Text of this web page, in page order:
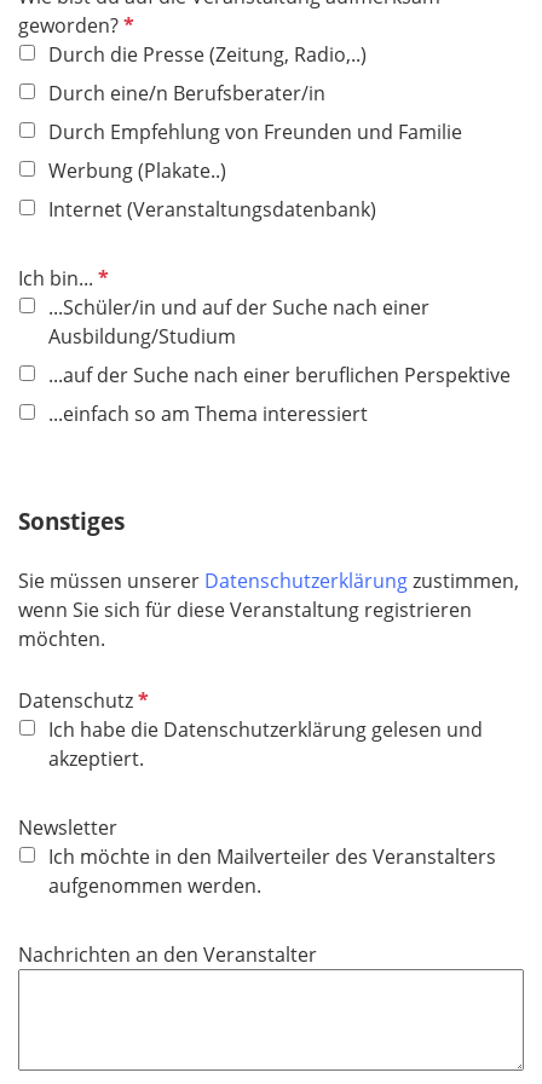
e
d
geworden?P
f
c
h
t
d
Durch die Presse (Zeitung, Radio,..)
Durch eine/n Berufsberater/in
Durch Empfehlung von Freunden und Familie
Werbung (Plakate..)
Internet (Veranstaltungsdatenbank)
Ich bin... P
f
l
i
h
l
...Schüler/in und auf der Suche nach einer
Ausbildung/Studium
...auf der Suche nach einer beruflichen Perspektive
...einfach so am Thema interessiert
Sonstiges
Sie müssen unserer Datenschutzerklärungzustimmen,
wenn Sie sich für diese Veranstaltung registrieren
möchten.
DatenschutzP
f
l
h
t
f
l
Ich habe die Datenschutzerklärung gelesen und
akzeptiert.
Newsletter
Ich möchte in den Mailverteiler des Veranstalters
aufgenommen werden.
Nachrichten an den Veranstalter